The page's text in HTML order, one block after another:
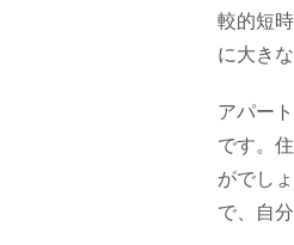
較的短
に大き
アパー
です。
がでし
で、自